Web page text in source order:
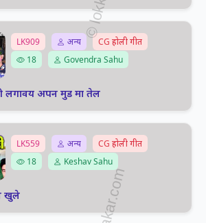
LK909 अन्य
CG होली गीत
18
Govendra Sahu
लगावय अपन मुड मा तेल
LK559 अन्य
CG होली गीत
18
Keshav Sahu
खुले